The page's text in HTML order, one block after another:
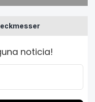
noticia!